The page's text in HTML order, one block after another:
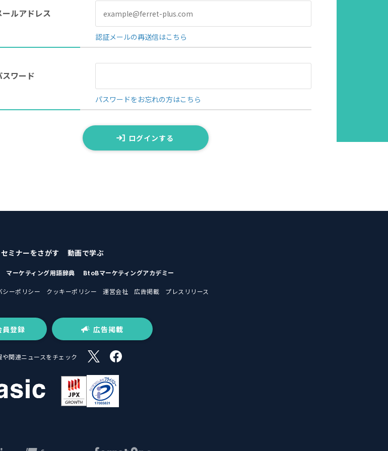
ールアドレス
認証メールの再送信はこちら
スワード
パスワードをお忘れの方はこちら
ログインする
セミナーをさがす 動画で学ぶ
マーケティング用語辞典 BtoBマーケティングアカデミー
シーポリシー クッキーポリシー 運営会社 広告掲載 プレスリリース
員登録 広告掲載
や関連ニュースをチェック